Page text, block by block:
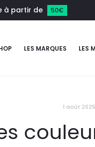
à partir de 50€
LES MARQUES LES
1 août 2025